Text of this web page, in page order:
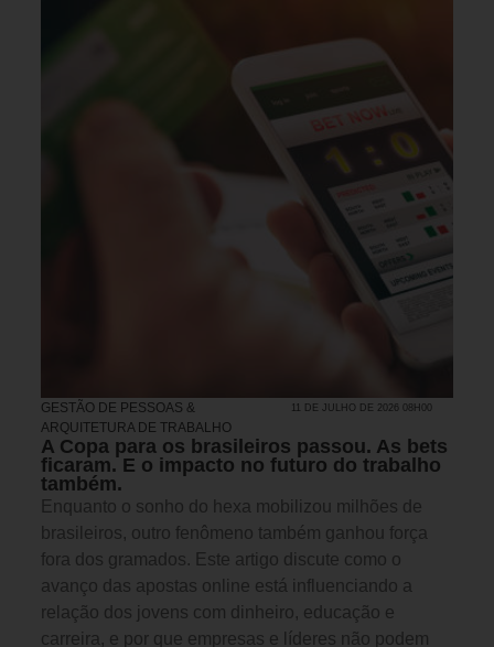
GESTÃO DE PESSOAS &
ARQUITETURA DE TRABALHO
11 DE JULHO DE 2026 08H00
A Copa para os brasileiros passou. As bets
ficaram. E o impacto no futuro do trabalho
também.
Enquanto o sonho do hexa mobilizou milhões de
brasileiros, outro fenômeno também ganhou força
fora dos gramados. Este artigo discute como o
avanço das apostas online está influenciando a
relação dos jovens com dinheiro, educação e
carreira, e por que empresas e líderes não podem